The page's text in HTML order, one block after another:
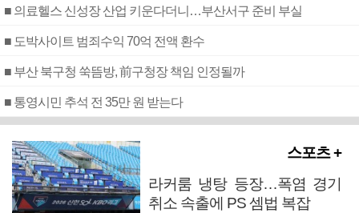
■ 의료헬스 신성장 산업 키운다더니…부산서구 준비 부실
■ 도박사이트 범죄수익 70억 전액 환수
■ 부산 북구청 쑥뜸방, 前구청장 책임 인정될까
■ 통영시민 추석 전 35만 원 받는다
스포츠 +
라커룸 냉탕 등장…폭염 경기
취소 속출에 PS 셈법 복잡